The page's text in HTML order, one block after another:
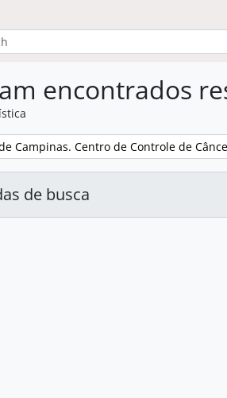
busca
encontrados
Campinas. Centro de Controle de
de busca